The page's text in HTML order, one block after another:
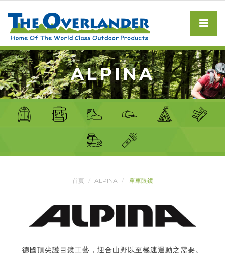
ALPINA
首頁 ALPINA 單車眼鏡
德國頂尖護目鏡工藝，迎合山野以至極速運動之需要。